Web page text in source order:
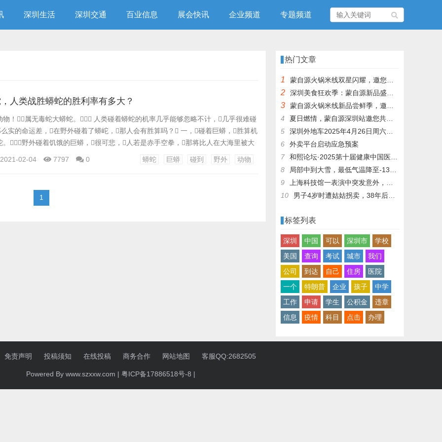
深圳生活 深圳交通 百业信息 展会快讯 企业频道 专题频道
人类战胜蟒蛇的胜利率有多大？
！属无毒蛇大蟒蛇。 人类碰着蟒蛇的机率几乎能够忽略不计，几乎很难碰
实的命运差，在野外碰着了蟒岮，那人会有胜算吗？ 一，碰着巨蟒，胜算机
野外碰着饥饿的巨蟒，很可悲，人若是赤手空拳，那将比人在大海里被大
 不外不要惊慌，巨蟒其实不会主动攻击人类，而且蟒蛇只在中国南方比力炎
2021-02-04 7797 0 蟒蛇 巨蟒 碰到 野外 动物
1
热门文章
1 蒙自源火锅米线双星闪耀，邀您共享辣爽夏日盛宴！
2 深圳美食狂欢季：蒙自源新品盛宴邀您品尝
3
蒙自源火锅米线新品尝鲜季，邀您共享味蕾盛宴！
4
夏日燃情，蒙自源深圳站邀您共赴美食盛宴！
5
深圳外地车2025年4月26日周六限行吗
6
外卖平台启动应急预案
7
和熙论坛·2025第十届健康中国医药连锁发展论坛在泰州举办
8
局部中到大雪，最低气温降至-13℃，济南今冬的第一场雪，或跟去年同一时间！
9
上海科技馆一表演中突发意外，机器人从高处坠落摔毁
10
男子4岁时遭姑姑拐卖，38年后终回家认亲！聋哑父母苦寻多年，母亲已抱憾离世丨红星寻人
标签列表
深圳 中国 可以 深圳市
学校
美国
查询 考试 城市
我们
公司
到达 自己 住房
医院
一个
特朗普 企业 孩子
中学
工作
申请 学生 公积金
违章
信息
疫情 科目 点击 办理
免责声明 投稿须知 在线投稿 商务合作 网站地图 客服QQ:2682505
Powered By www.szxxw.com | 粤ICP备17886518号-8 |